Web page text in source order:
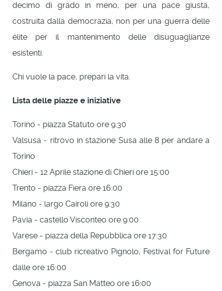
decimo di grado in meno, per una pace giusta,
costruita dalla democrazia, non per una guerra delle
élite per il mantenimento delle disuguaglianze
esistenti.
Chi vuole la pace, prepari la vita.
Lista delle piazze e iniziative
Torino - piazza Statuto ore 9:30
Valsusa - ritrovo in stazione Susa alle 8 per andare a
Torino
Chieri - 12 Aprile stazione di Chieri ore 15:00
Trento - piazza Fiera ore 16:00
Milano - largo Cairoli ore 9:30
Pavia - castello Visconteo ore 9:00
Varese - piazza della Repubblica ore 17:30
Bergamo - club ricreativo Pignolo, Festival for Future
dalle ore 16:00
Genova - piazza San Matteo ore 16:00